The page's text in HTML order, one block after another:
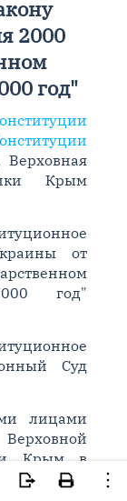
2000
год"
Верховная
Крым
от
год"
Суд
лицами
Крым в
по